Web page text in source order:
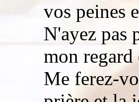
vos peines
N'ayez pas
mon
Me ferez-